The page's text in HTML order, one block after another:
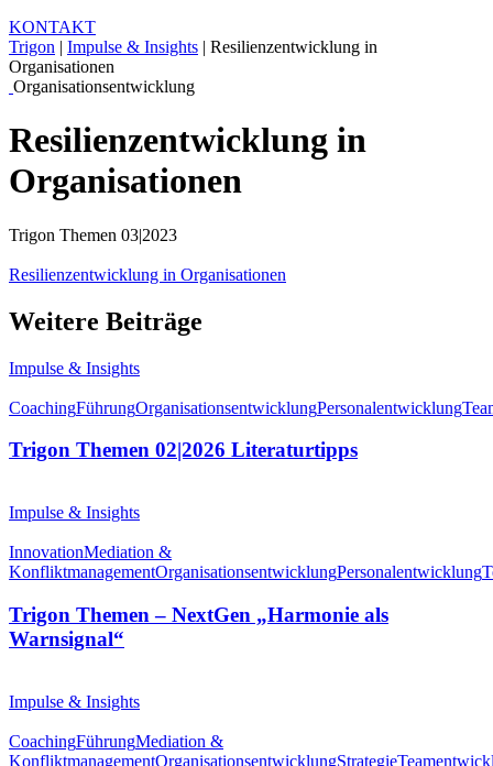
KONTAKT
Trigon | Impulse & Insights | Resilienzentwicklung in
Organisationen
Organisationsentwicklung
Resilienzentwicklung in
Organisationen
Trigon Themen 03|2023
Resilienzentwicklung in Organisationen
Weitere Beiträge
Impulse & Insights
CoachingFührungOrganisationsentwicklungPersonalentwicklung
Trigon Themen 02|2026 Literaturtipps
Impulse & Insights
InnovationMediation &
KonfliktmanagementOrganisationsentwicklungPersonalentwicklung
Trigon Themen – NextGen „Harmonie als
Warnsignal“
Impulse & Insights
CoachingFührungMediation &
KonfliktmanagementOrganisationsentwicklungStrategie